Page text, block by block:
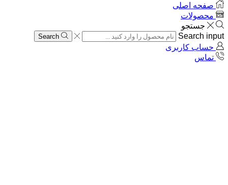
صفحه اصلی
محصولات
جستجو
Search input
Search
حساب کاربری
تماس